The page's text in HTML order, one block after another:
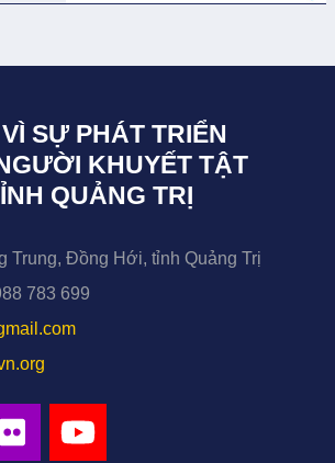
SỰ PHÁT TRIỂN
KHUYẾT TẬT
QUẢNG TRỊ
Trung, Đồng Hới, tỉnh Quảng Trị
783 699